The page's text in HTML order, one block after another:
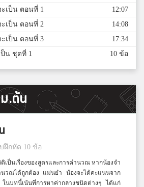
เป็น ตอนที่ 1
12:07
เป็น ตอนที่ 2
14:08
เป็น ตอนที่ 3
17:34
น ชุดที่ 1
10 ข้อ
.ต้น
ฝึกหัด 10 ข้อ
เป็นเรื่องของสูตรและการคำนวณ หากน้องจำ
นวณได้ถูกต้อง แม่นยำ น้องจะได้คะแนนจาก
ในบทนี้เน้นที่การหาค่ากลางชนิดต่างๆ ได้แก่